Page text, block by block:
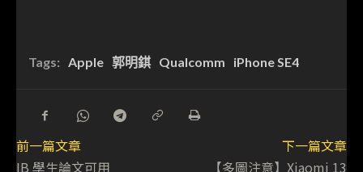
Tags: Apple 郭明錤 Qualcomm iPhone SE4
前一篇文章
IB 學生論文可用
下一篇文章
【多圖注意】Xiaomi 13